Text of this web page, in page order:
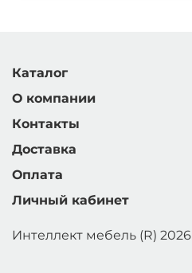
Каталог
О компании
Контакты
Доставка
Оплата
Личный кабинет
Интеллект мебель (R) 2026